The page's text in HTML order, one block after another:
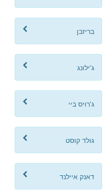
בריזבן
ג'ילונג
ג'רויס ביי
גולד קוסט
דאנק איילנד